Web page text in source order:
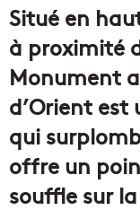
Situé en
à proximité
Monument
d’Orient
qui
offre un
souffle sur